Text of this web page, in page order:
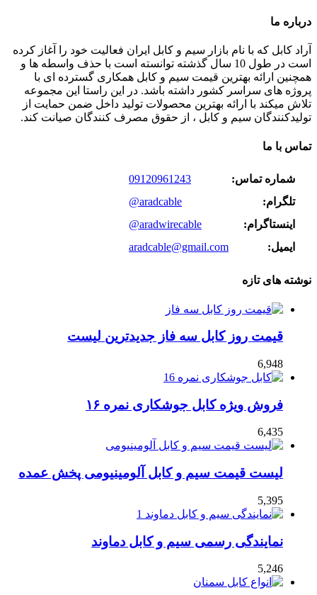
درباره ما
آراد کابل که با نام بازار سیم و کابل ایران فعالیت خود را آغاز کرده
است در طول 10 سال گذشته توانسته است با حذف واسطه ها و
همچنین ارائه بهترین قیمت سیم و کابل همکاری گسترده ای با
پروژه های سراسر کشور داشته باشد. در این راستا این مجموعه
تلاش میکند با ارائه بهترین محصولات تولید داخل ضمن حمایت از
تولیدکنندگان سیم و کابل ، از حقوق مصرف کنندگان صیانت کند.
تماس با ما
شماره تماس:
09120961243
تلگرام:
@aradcable
اینستاگرام:
@aradwirecable
ایمیل:
aradcable@gmail.com
نوشته های تازه
قیمت روز کابل سه فاز جدیدترین لیست
6,948
فروش ویژه کابل جوشکاری نمره ۱۶
6,435
لیست قیمت سیم و کابل آلومینیومی پخش عمده
5,395
نمایندگی رسمی سیم و کابل دماوند
5,246